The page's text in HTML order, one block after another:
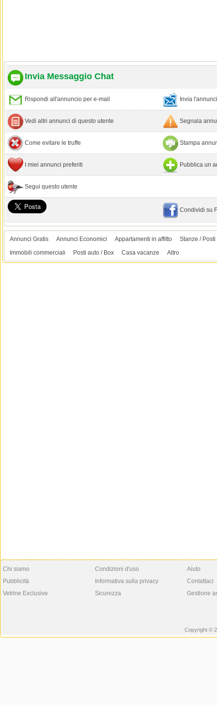
Invia Messaggio Chat
Rispondi all'annuncio per e-mail Invia
Vedi altri annunci di questo utente Segnala
Come evitare le truffe Stampa
I miei annunci preferiti Pubblica un
Segui questo utente
Condividi su
Annunci Gratis Annunci Economici Appartamenti in affitto
Stanze / Posti
Immobili commerciali
Posti auto / Box Casa vacanze Altro
Chi siamo
Pubblicità
Vetrine Exclusive
Condizioni d'uso
Informativa sulla privacy
Sicurezza
Aiuto
Contattaci
Gestione
Copyright ©